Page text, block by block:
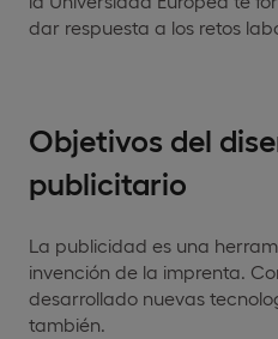
dar respuesta a los retos
Objetivos del
publicitario
La publicidad es una
invención de la imprenta.
desarrollado nuevas
también.